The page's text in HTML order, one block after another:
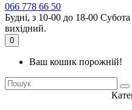
066 778 66 50
Будні, з 10-00 до 18-00
вихідний.
0
Ваш кошик порожній!